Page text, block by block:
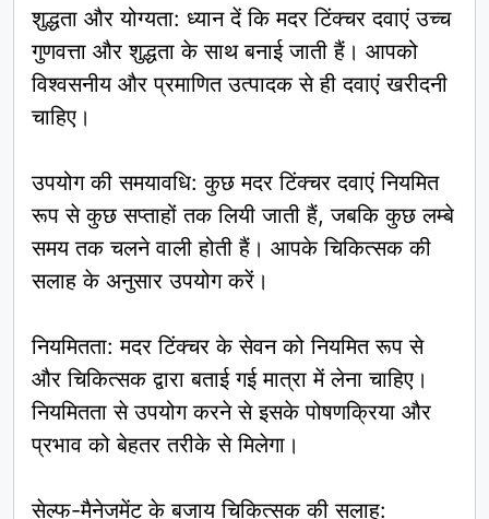
शुद्धता और योग्यता: ध्यान दें कि मदर टिंक्चर दवाएं उच्च
गुणवत्ता और शुद्धता के साथ बनाई जाती हैं। आपको
विश्वसनीय और प्रमाणित उत्पादक से ही दवाएं खरीदनी
चाहिए।
उपयोग की समयावधि: कुछ मदर टिंक्चर दवाएं नियमित
रूप से कुछ सप्ताहों तक लियी जाती हैं, जबकि कुछ लम्बे
समय तक चलने वाली होती हैं। आपके चिकित्सक की
सलाह के अनुसार उपयोग करें।
नियमितता: मदर टिंक्चर के सेवन को नियमित रूप से
और चिकित्सक द्वारा बताई गई मात्रा में लेना चाहिए।
नियमितता से उपयोग करने से इसके पोषणक्रिया और
प्रभाव को बेहतर तरीके से मिलेगा।
सेल्फ-मैनेजमेंट के बजाय चिकित्सक की सलाह: